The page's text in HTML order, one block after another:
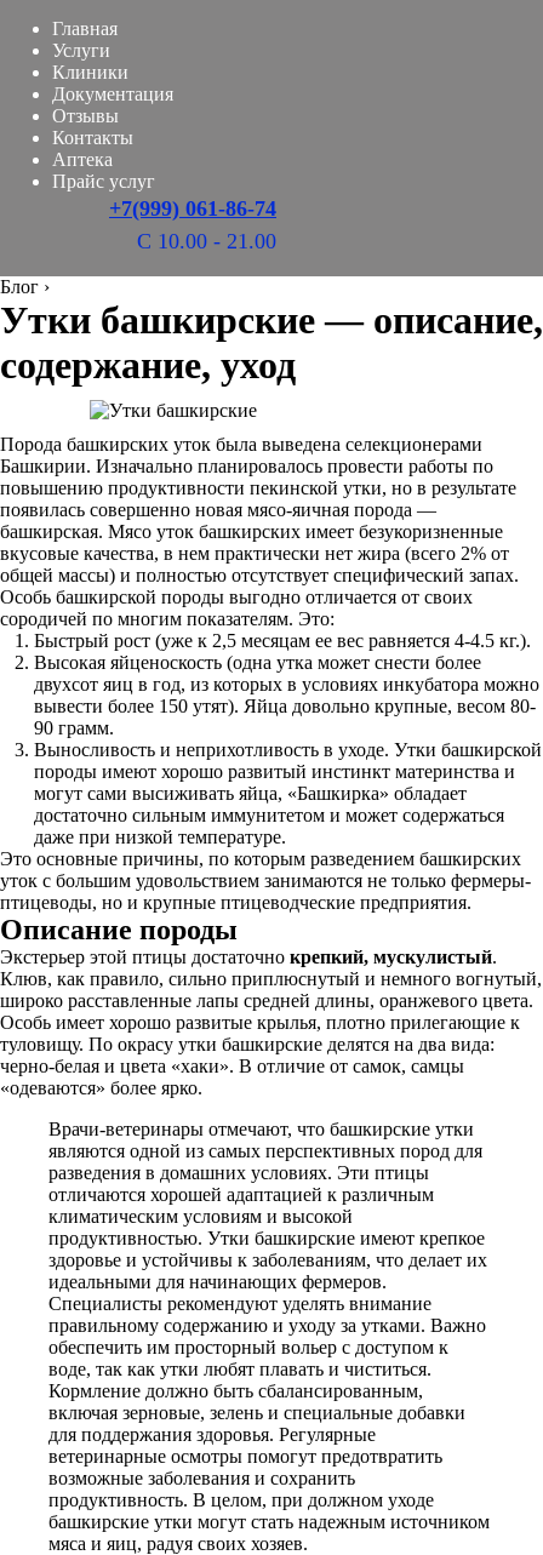
Главная
Услуги
Клиники
Документация
Отзывы
Контакты
Аптека
Прайс услуг
+7(999) 061-86-74
С 10.00 - 21.00
Блог ›
Утки башкирские — описание,
содержание, уход
Порода башкирских уток была выведена селекционерами
Башкирии. Изначально планировалось провести работы по
повышению продуктивности пекинской утки, но в результате
появилась совершенно новая мясо-яичная порода —
башкирская. Мясо уток башкирских имеет безукоризненные
вкусовые качества, в нем практически нет жира (всего 2% от
общей массы) и полностью отсутствует специфический запах.
Особь башкирской породы выгодно отличается от своих
сородичей по многим показателям. Это:
Быстрый рост (уже к 2,5 месяцам ее вес равняется 4-4.5 кг.).
Высокая яйценоскость (одна утка может снести более
двухсот яиц в год, из которых в условиях инкубатора можно
вывести более 150 утят). Яйца довольно крупные, весом 80-
90 грамм.
Выносливость и неприхотливость в уходе. Утки башкирской
породы имеют хорошо развитый инстинкт материнства и
могут сами высиживать яйца, «Башкирка» обладает
достаточно сильным иммунитетом и может содержаться
даже при низкой температуре.
Это основные причины, по которым разведением башкирских
уток с большим удовольствием занимаются не только фермеры-
птицеводы, но и крупные птицеводческие предприятия.
Описание породы
Экстерьер этой птицы достаточно крепкий, мускулистый.
Клюв, как правило, сильно приплюснутый и немного вогнутый,
широко расставленные лапы средней длины, оранжевого цвета.
Особь имеет хорошо развитые крылья, плотно прилегающие к
туловищу. По окрасу утки башкирские делятся на два вида:
черно-белая и цвета «хаки». В отличие от самок, самцы
«одеваются» более ярко.
Врачи-ветеринары отмечают, что башкирские утки
являются одной из самых перспективных пород для
разведения в домашних условиях. Эти птицы
отличаются хорошей адаптацией к различным
климатическим условиям и высокой
продуктивностью. Утки башкирские имеют крепкое
здоровье и устойчивы к заболеваниям, что делает их
идеальными для начинающих фермеров.
Специалисты рекомендуют уделять внимание
правильному содержанию и уходу за утками. Важно
обеспечить им просторный вольер с доступом к
воде, так как утки любят плавать и чиститься.
Кормление должно быть сбалансированным,
включая зерновые, зелень и специальные добавки
для поддержания здоровья. Регулярные
ветеринарные осмотры помогут предотвратить
возможные заболевания и сохранить
продуктивность. В целом, при должном уходе
башкирские утки могут стать надежным источником
мяса и яиц, радуя своих хозяев.